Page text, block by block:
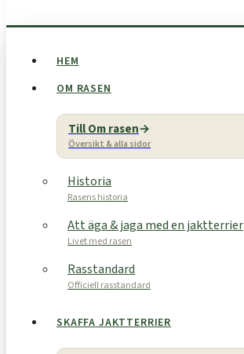
HEM
OM RASEN
Till Om rasen
Översikt & alla sidor
Historia
Rasens historia
Att äga & jaga med en jaktterrier
Livet med rasen
Rasstandard
Officiell rasstandard
SKAFFA JAKTTERRIER